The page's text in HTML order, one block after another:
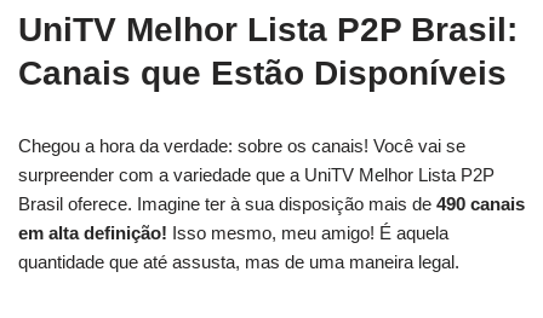
UniTV Melhor Lista P2P Brasil:
Canais que Estão Disponíveis
Chegou a hora da verdade: sobre os canais! Você vai se
surpreender com a variedade que a UniTV Melhor Lista P2P
Brasil oferece. Imagine ter à sua disposição mais de 490 canais
em alta definição! Isso mesmo, meu amigo! É aquela
quantidade que até assusta, mas de uma maneira legal.